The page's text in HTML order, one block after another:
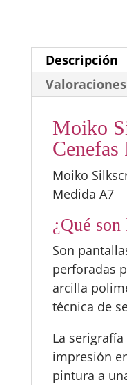
Descripción
Moiko
Cenefas
Moiko
Medida A7
¿Qué
Son
perforadas
arcilla
técnica de
La
impresión
pintura a